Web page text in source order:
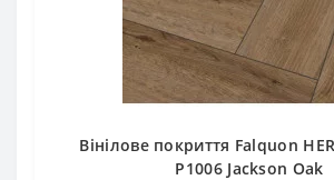
Вінілове покриття Falquon
P1006 Jackson Oak